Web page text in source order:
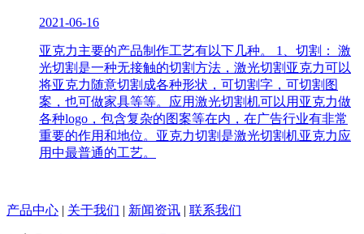
2021-06-16
亚克力主要的产品制作工艺有以下几种。 1、切割： 激
光切割是一种无接触的切割方法，激光切割亚克力可以
将亚克力随意切割成各种形状，可切割字，可切割图
案，也可做家具等等。应用激光切割机可以用亚克力做
各种logo，包含复杂的图案等在内，在广告行业有非常
重要的作用和地位。亚克力切割是激光切割机亚克力应
用中最普通的工艺。
产品中心 | 关于我们 | 新闻资讯 | 联系我们